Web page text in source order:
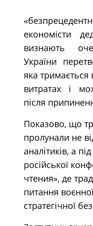
економісти
визнають
України
яка
витратах і
після
Показово, що
пролунали не
аналітиків, а
російської
чтения», де
питання
стратегічної